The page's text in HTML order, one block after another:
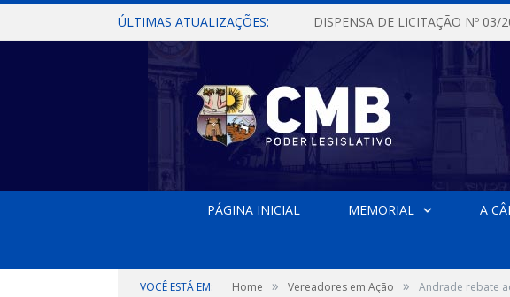
ÚLTIMAS ATUALIZAÇÕES:
PÁGINA INICIAL MEMORIAL A
VOCÊ ESTÁ EM: Home » Vereadores em Ação » Andrade rebate